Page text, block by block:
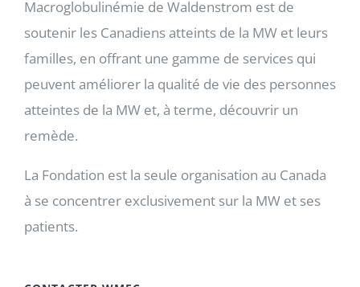
Macroglobulinémie de Waldenstrom est de
soutenir les Canadiens atteints de la MW et leurs
familles, en offrant une gamme de services qui
peuvent améliorer la qualité de vie des personnes
atteintes de la MW et, à terme, découvrir un
remède.
La Fondation est la seule organisation au Canada
à se concentrer exclusivement sur la MW et ses
patients.